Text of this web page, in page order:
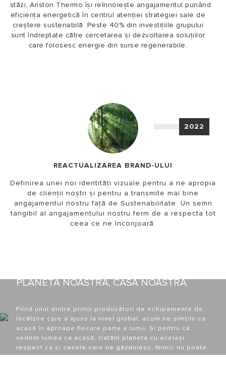
Astăzi, Ariston Thermo își reînnoiește angajamentul punând
eficiența energetică în centrul atenției strategiei sale de
creștere sustenabilă. Peste 40% din investițiile grupului
sunt îndreptate către cercetarea și dezvoltarea soluțiilor
care folosesc energie din surse regenerabile.
2022
REACTUALIZAREA BRAND-ULUI
Definirea unei noi identități vizuale pentru a ne apropia
de clienții noștri și pentru a transmite mai bine
angajamentul nostru față de Sustenabilitate. Un semn
tangibil al angajamentului nostru ferm de a respecta tot
ceea ce ne înconjoară.
PLANETA NOASTRĂ, CASA NOASTRĂ
Fiind unul dintre primii producători de echipamente de
încălzire care a ajuns la nivel global, acum ne simțim ca
acasă în aproape fiecare parte a lumii. Și pentru că
vedem lumea ca acasă, tratăm planeta cu același
respect ca și casele care ne găzduiesc. Nimic nu poate
strica acel sentiment de „nu există loc ca acasă”.